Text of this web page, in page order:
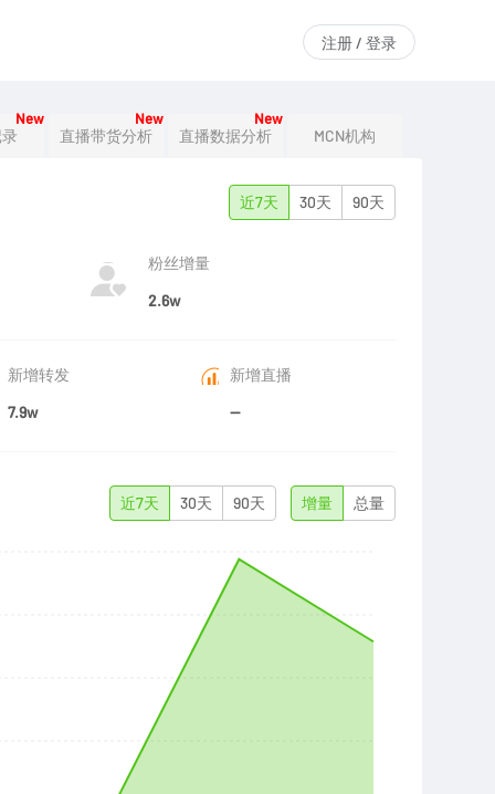
注册 / 登录
New
直播带货分析
New
直播数据分析
New
MCN机构
近7天 30天 90天
粉丝增量
2.6w
新增转发
7.9w
新增直播
--
近7天 30天 90天 增量 总量